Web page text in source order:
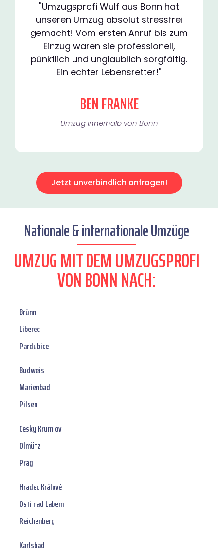
"Umzugsprofi Wulf aus Bonn hat
unseren Umzug absolut stressfrei
gemacht! Vom ersten Anruf bis zum
Einzug waren sie professionell,
pünktlich und unglaublich sorgfältig.
Ein echter Lebensretter!"
BEN FRANKE
Umzug innerhalb von Bonn​
Jetzt unverbindlich anfragen!
Nationale & internationale Umzüge
UMZUG MIT DEM UMZUGSPROFI
VON BONN NACH:
Brünn
Liberec
Pardubice
Budweis
Marienbad
Pilsen
Cesky Krumlov
Olmütz
Prag
Hradec Králové
Osti nad Labem
Reichenberg
Karlsbad